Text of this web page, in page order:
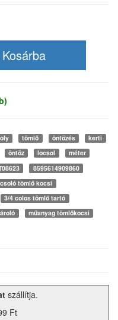
tömlő öntözés
kerti
öntöz locsol
méter
8595614909860
tömlő kocsi
3/4 colos tömlő tartó
műanyag tömlőkocsi
szállítja.
Ft